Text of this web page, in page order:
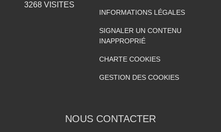
3268 VISITES
INFORMATIONS LÉGALES
SIGNALER UN CONTENU
INAPPROPRIÉ
CHARTE COOKIES
GESTION DES COOKIES
NOUS CONTACTER